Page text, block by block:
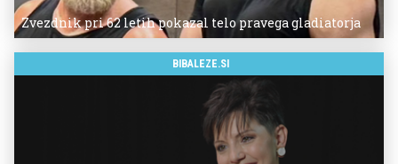
Zvezdnik pri 62 letih pokazal telo pravega gladiatorja
BIBALEZE.SI